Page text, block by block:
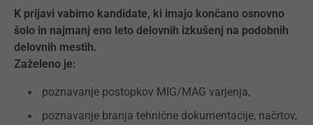
K prijavi vabimo kandidate, ki imajo končano osnovno
šolo in najmanj eno leto delovnih izkušenj na podobnih
delovnih mestih.
Zaželeno je:
poznavanje postopkov MIG/MAG varjenja,
poznavanje branja tehnične dokumentacije, načrtov,